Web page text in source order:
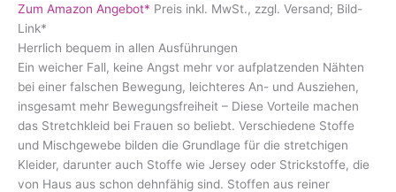
Zum Amazon Angebot* Preis inkl. MwSt., zzgl. Versand; Bild-
Link*
Herrlich bequem in allen Ausführungen
Ein weicher Fall, keine Angst mehr vor aufplatzenden Nähten
bei einer falschen Bewegung, leichteres An- und Ausziehen,
insgesamt mehr Bewegungsfreiheit – Diese Vorteile machen
das Stretchkleid bei Frauen so beliebt. Verschiedene Stoffe
und Mischgewebe bilden die Grundlage für die stretchigen
Kleider, darunter auch Stoffe wie Jersey oder Strickstoffe, die
von Haus aus schon dehnfähig sind. Stoffen aus reiner